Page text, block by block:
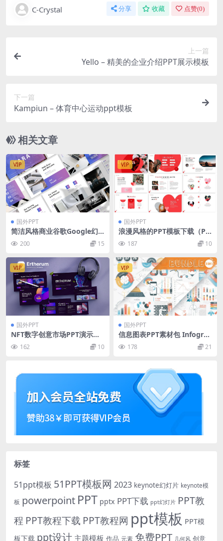
C-Crystal 分享 收藏 点赞(0)
上一篇
Yello – 精美的企业介绍PPT展示模板
下一篇
Kampiun – 体育中心运动ppt模板
相关文章
VIP
国外PPT
简洁风格商业谷歌Google幻
灯片模板
200 15
VIP
国外PPT
浪漫风格的PPT模板下载（PP
TX）187 10
VIP
国外PPT
NFT数字创意市场PPT演示文
稿 Ertherum – NFT Digital P
owerpoint Template
162 10
VIP
国外PPT
信息图表PPT素材包 Infograp
hic Elements Bundle
178 21
标签
51ppt模板 51PPT模板网 2023 keynote幻灯片 keynote模
板 powerpoint PPT pptx PPT下载 ppt幻灯片 PPT教
程 PPT教程下载 PPT教程网 ppt模板 PPT模
板下载 ppt设计 主题模板 作品 元素 免费PPT 几何风 创意